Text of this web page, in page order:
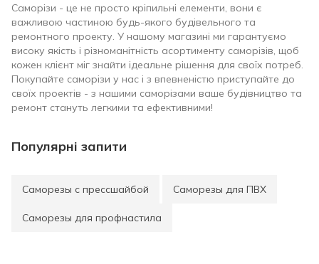
Саморізи - це не просто кріпильні елементи, вони є
важливою частиною будь-якого будівельного та
ремонтного проекту. У нашому магазині ми гарантуємо
високу якість і різноманітність асортименту саморізів, щоб
кожен клієнт міг знайти ідеальне рішення для своїх потреб.
Покупайте саморізи у нас і з впевненістю приступайте до
своїх проектів - з нашими саморізами ваше будівництво та
ремонт стануть легкими та ефективними!
Популярні запити
Саморезы с прессшайбой Саморезы для ПВХ
Саморезы для профнастила